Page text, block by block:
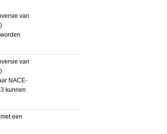
van
van
NACE-
kunnen
een